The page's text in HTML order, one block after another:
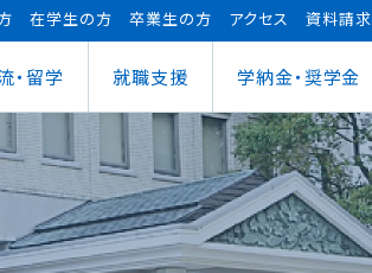
在学生の方 卒業生の方 アクセス 資料請求
スポーツ健康科学部
スポーツ健康科学科
ンスセンター
あわら宇宙センター
・留学 就職支援 学納金・奨学金